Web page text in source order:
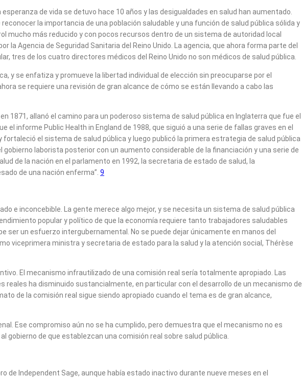
de vida se detuvo hace 10 años y las desigualdades en salud han aumentado.
la importancia de una población saludable y una función de salud pública sólida y
mucho más reducido y con pocos recursos dentro de un sistema de autoridad local
Agencia de Seguridad Sanitaria del Reino Unido. La agencia, que ahora forma parte del
tres de los cuatro directores médicos del Reino Unido no son médicos de salud pública.
y se enfatiza y promueve la libertad individual de elección sin preocuparse por el
se requiere una revisión de gran alcance de cómo se están llevando a cabo las
1871, allanó el camino para un poderoso sistema de salud pública en Inglaterra que fue el
el informe Public Health in England de 1988, que siguió a una serie de fallas graves en el
el sistema de salud pública y luego publicó la primera estrategia de salud pública
gobierno laborista posterior con un aumento considerable de la financiación y una serie de
de la nación en el parlamento en 1992, la secretaria de estado de salud, la
de una nación enferma”. 9
e inconcebible. La gente merece algo mejor, y se necesita un sistema de salud pública
popular y político de que la economía requiere tanto trabajadores saludables
ser un esfuerzo intergubernamental. No se puede dejar únicamente en manos del
viceprimera ministra y secretaria de estado para la salud y la atención social, Thérèse
El mecanismo infrautilizado de una comisión real sería totalmente apropiado. Las
reales ha disminuido sustancialmente, en particular con el desarrollo de un mecanismo de
de la comisión real sigue siendo apropiado cuando el tema es de gran alcance,
Ese compromiso aún no se ha cumplido, pero demuestra que el mecanismo no es
gobierno de que establezcan una comisión real sobre salud pública.
Independent Sage, aunque había estado inactivo durante nueve meses en el